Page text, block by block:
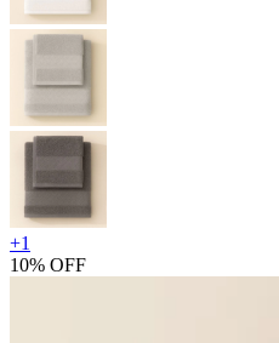
+1
10% OFF